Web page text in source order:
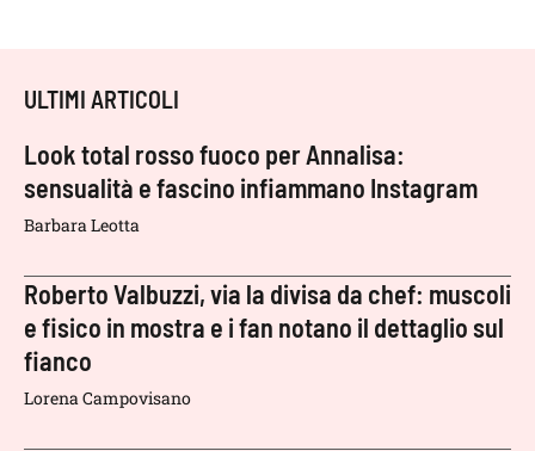
ULTIMI ARTICOLI
Look total rosso fuoco per Annalisa:
sensualità e fascino infiammano Instagram
Barbara Leotta
Roberto Valbuzzi, via la divisa da chef: muscoli
e fisico in mostra e i fan notano il dettaglio sul
fianco
Lorena Campovisano